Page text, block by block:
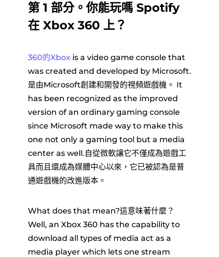
第 1 部分。你能玩嗎 Spotify
在 Xbox 360 上？
360的Xboxis a video game console that
was created and developed by Microsoft.
是由Microsoft創建和開發的視頻遊戲機。 It
has been recognized as the improved
version of an ordinary gaming console
since Microsoft made way to make this
one not only a gaming tool but a media
center as well.自從微軟讓它不僅成為遊戲工
具而且還成為媒體中心以來，它已被認為是普
通遊戲機的改進版本。
What does that mean?這意味著什麼？
Well, an Xbox 360 has the capability to
download all types of media act as a
media player which lets one stream